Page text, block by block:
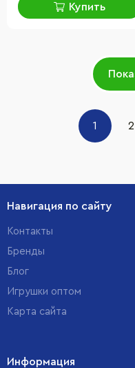
Купить
1 2
Навигация по сайту
Контакты
Бренды
Блог
Игрушки оптом
Карта сайта
Информация